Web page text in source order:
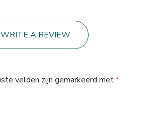
WRITE A REVIEW
velden zijn gemarkeerd met*